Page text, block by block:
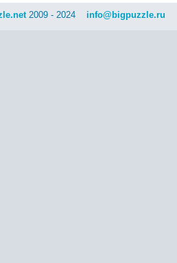
2009 - 2024 info@bigpuzzle.ru